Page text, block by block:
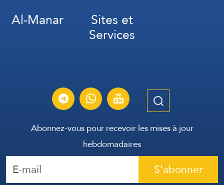
Al-Manar Sites et
Services
Abonnez-vous pour recevoir les mises à jour
hebdomadaires
S'abonner